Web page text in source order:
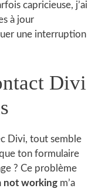
capricieuse, j’ai
à jour
une interruption
Divi
Divi, tout semble
ton formulaire
? Ce problème
not working m’a